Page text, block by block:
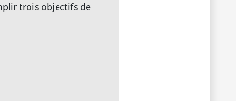
trois objectifs de